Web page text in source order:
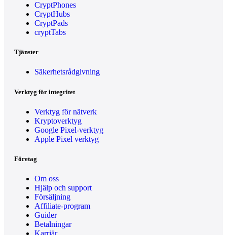
CryptPhones
CryptHubs
CryptPads
cryptTabs
Tjänster
Säkerhetsrådgivning
Verktyg för integritet
Verktyg för nätverk
Kryptoverktyg
Google Pixel-verktyg
Apple Pixel verktyg
Företag
Om oss
Hjälp och support
Försäljning
Affiliate-program
Guider
Betalningar
Karriär